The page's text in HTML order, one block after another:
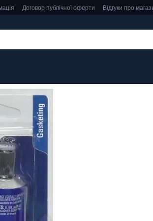
Договор публічної оферти Відгуки про